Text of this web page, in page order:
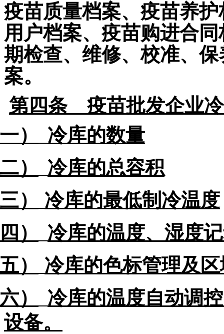
疫苗质量档案、疫苗养
用户档案、疫苗购进合
期检查、维修、校准、
案。
第四条 疫苗批发企业
）
冷库的数量
）
冷库的总容积
）
冷库的最低制冷温度
）
冷库的温度、湿度
）
冷库的色标管理及
）
冷库的温度自动调
设备。